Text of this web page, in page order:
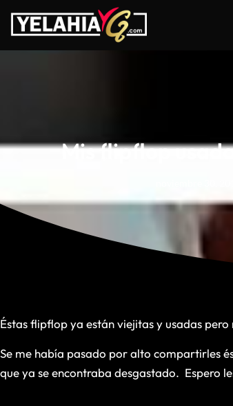
Mis flipflop
Éstas flipflop ya están viejitas y usadas pero
Se me había pasado por alto compartirles
que ya se encontraba desgastado. Espero